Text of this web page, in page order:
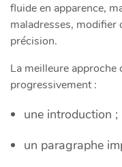
fluide en apparence,
maladresses, modifier
précision.
La meilleure approche
progressivement :
une introduction ;
un paragraphe